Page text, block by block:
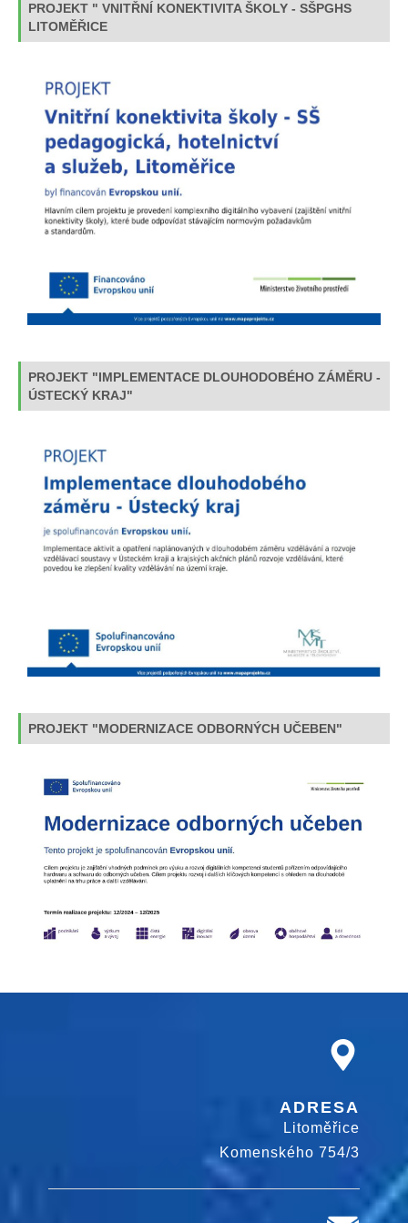
PROJEKT " VNITŘNÍ KONEKTIVITA ŠKOLY - SŠPGHS
LITOMĚŘICE
PROJEKT "IMPLEMENTACE DLOUHODOBÉHO ZÁMĚRU -
ÚSTECKÝ KRAJ"
PROJEKT "MODERNIZACE ODBORNÝCH UČEBEN"
ADRESA
Litoměřice
Komenského 754/3